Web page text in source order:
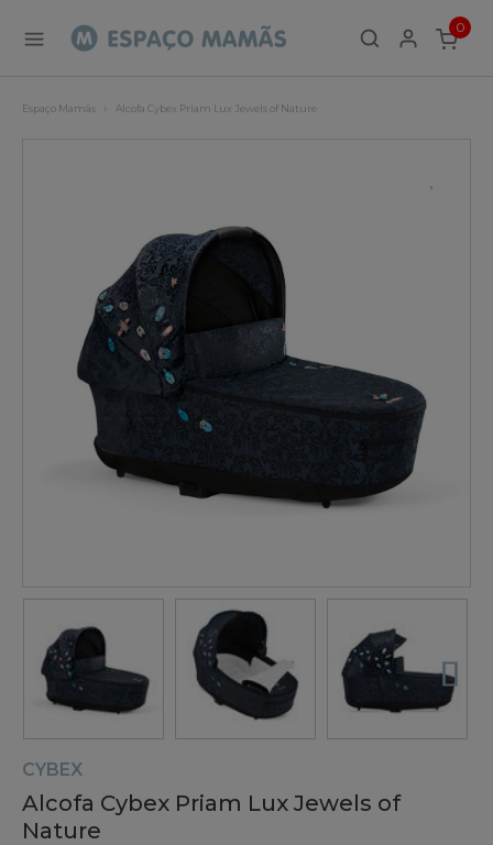
0
ITEMS
Espaço Mamãs Alcofa Cybex Priam Lux Jewels of Nature
CYBEX
Alcofa Cybex Priam Lux Jewels of
Nature